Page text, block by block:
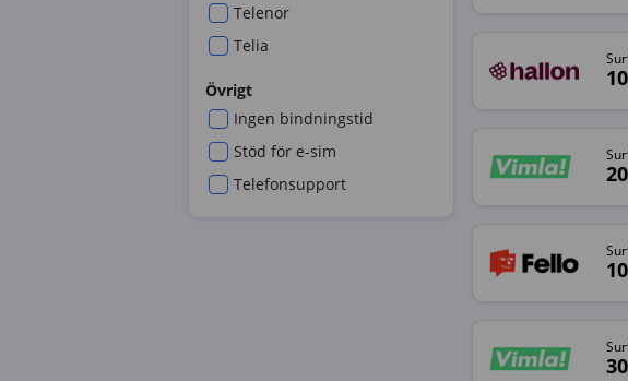
Telenor
Telia
Övrigt
Ingen bindningstid
Stöd för e-sim
Telefonsupport
10
20
10
30